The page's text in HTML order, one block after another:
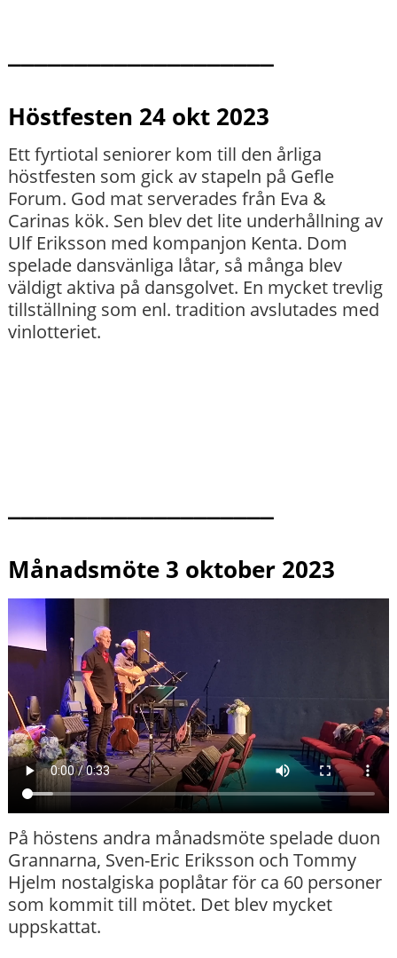
Höstfesten 24 okt 2023
Ett fyrtiotal seniorer kom till den årliga
höstfesten som gick av stapeln på Gefle
Forum. God mat serverades från Eva &
Carinas kök. Sen blev det lite underhållning av
Ulf Eriksson med kompanjon Kenta. Dom
spelade dansvänliga låtar, så många blev
väldigt aktiva på dansgolvet. En mycket trevlig
tillställning som enl. tradition avslutades med
vinlotteriet.
Månadsmöte 3 oktober 2023
På höstens andra månadsmöte spelade duon
Grannarna, Sven-Eric Eriksson och Tommy
Hjelm nostalgiska poplåtar för ca 60 personer
som kommit till mötet. Det blev mycket
uppskattat.